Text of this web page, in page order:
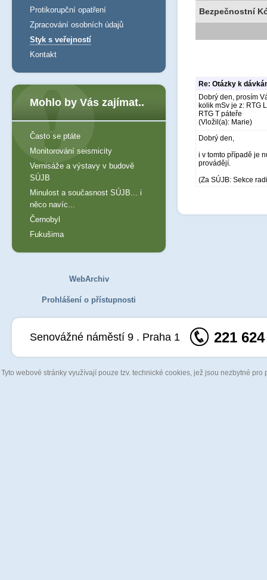
Bezpečnostní
Re: Otázky k
Dobrý den, prosím
kolik mSv je z: RTG
RTG T páteře
(Vložil(a): Marie)
Dobrý den,
i v tomto případě je
provádějí.
(Za SÚJB: Sekce
Protikorupční opatření
Zpracování osobních údajů
Styk s veřejností
Kontakt
Mohlo by Vás zajímat..
Často se ptáte
Monitorování seismicity
Vernisáže a výstavy v budově
SÚJB
Minulost a současnost SÚJB... i
něco navíc...
Černobyl
Fukušima
WebArchiv
Prohlášení o přístupnosti
Senovážné náměstí 9 . Praha 1 221
Tyto webové stránky využívají pouze tzv. technické cookies, jež jsou nezbytné